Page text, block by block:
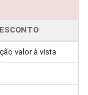
valor à vista